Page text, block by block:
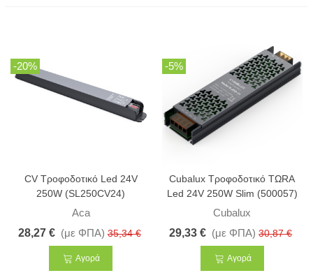
-20%
CV Τροφοδοτικό Led 24V
250W (SL250CV24)
Aca
28,27 € (με ΦΠΑ) 35,34 €
Αγορά
-5%
Cubalux Τροφοδοτικό ΤΩRA
Led 24V 250W Slim (500057)
Cubalux
29,33 € (με ΦΠΑ) 30,87 €
Αγορά